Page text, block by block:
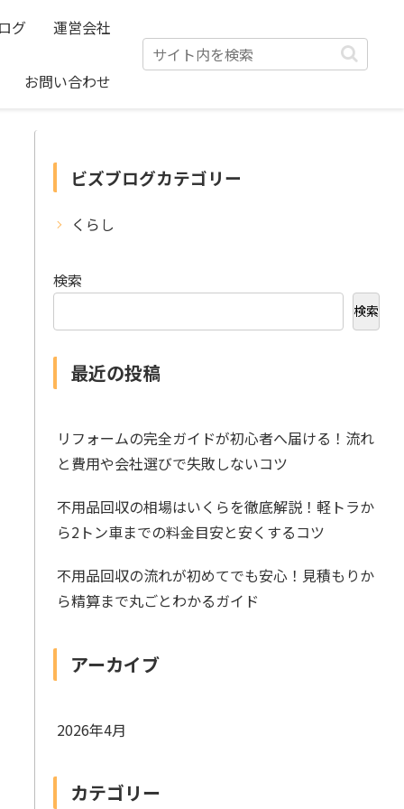
グ 運営会社
お問い合わせ
ビズブログカテゴリー
くらし
検索
検索
最近の投稿
リフォームの完全ガイドが初心者へ届ける！流れ
と費用や会社選びで失敗しないコツ
不用品回収の相場はいくらを徹底解説！軽トラか
ら2トン車までの料金目安と安くするコツ
不用品回収の流れが初めてでも安心！見積もりか
ら精算まで丸ごとわかるガイド
アーカイブ
2026年4月
カテゴリー